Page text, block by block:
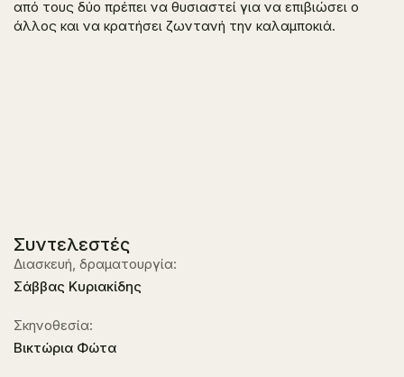
από τους δύο πρέπει να θυσιαστεί για να επιβιώσει ο
άλλος και να κρατήσει ζωντανή την καλαμποκιά.
Συντελεστές
Διασκευή, δραματουργία:
Σάββας Κυριακίδης
Σκηνοθεσία:
Βικτώρια Φώτα